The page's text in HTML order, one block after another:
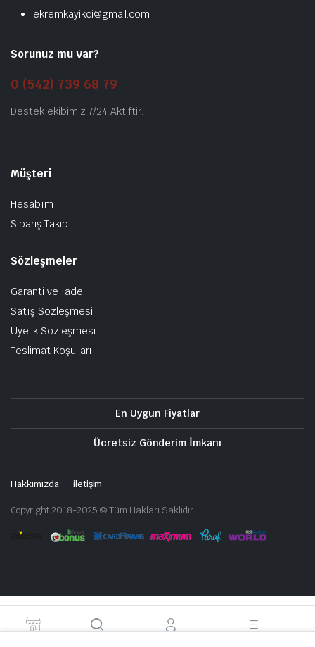
ekremkayikci@gmail.com
Sorunuz mu var?
0 (542) 739 68 79
Destek ekibimiz 7/24 Aktiftir.
Müşteri
Hesabım
Sipariş Takip
Sözleşmeler
Garanti ve İade
Satış Sözleşmesi
Üyelik Sözleşmesi
Teslimat Koşulları
En Uygun Fiyatlar
Ücretsiz Gönderim İmkanı
Hakkımızda iletişim
Copyright 2018-2025 © Tüm Hakları Saklıdır